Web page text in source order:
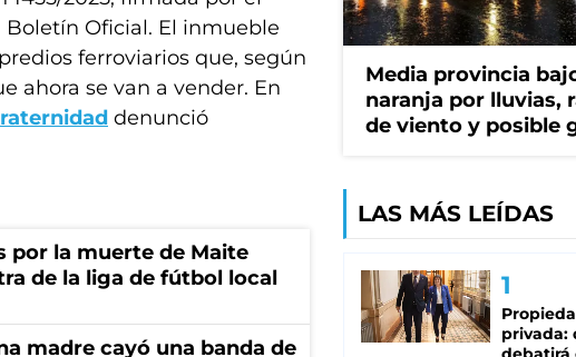
Oficial. El inmueble
ferroviarios que, según
ahora se van a vender. En
denunció
por la muerte de Maite
de la liga de fútbol local
madre cayó una banda de
Media provincia
naranja por lluvias,
de viento y posible
LAS MÁS LEÍDAS
privada: